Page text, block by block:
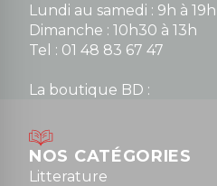
Lundi au samedi : 9h à 19h
Dimanche : 10h30 à 13h
Tel : 01 48 83 67 47
La boutique BD :
Mardi au samedi : 10h à 13h
Dimanche : 10h30 à 12h30
Tel : 01 48 89 13 88
NOS CATÉGORIES
Litterature